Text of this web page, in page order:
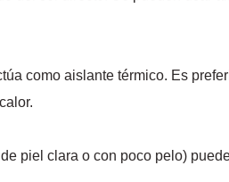
como aislante térmico. Es
piel clara o con poco pelo)